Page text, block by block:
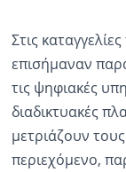
Στις
επισήμαναν
τις ψηφιακές
διαδικτυακές
μετριάζουν
περιεχόμενο,